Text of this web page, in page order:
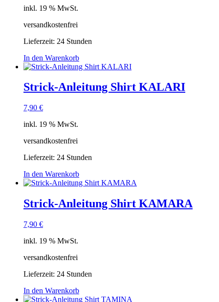
inkl. 19 % MwSt.
versandkostenfrei
Lieferzeit: 24 Stunden
In den Warenkorb
Strick-Anleitung Shirt KALARI
7,90 €
inkl. 19 % MwSt.
versandkostenfrei
Lieferzeit: 24 Stunden
In den Warenkorb
Strick-Anleitung Shirt KAMARA
7,90 €
inkl. 19 % MwSt.
versandkostenfrei
Lieferzeit: 24 Stunden
In den Warenkorb